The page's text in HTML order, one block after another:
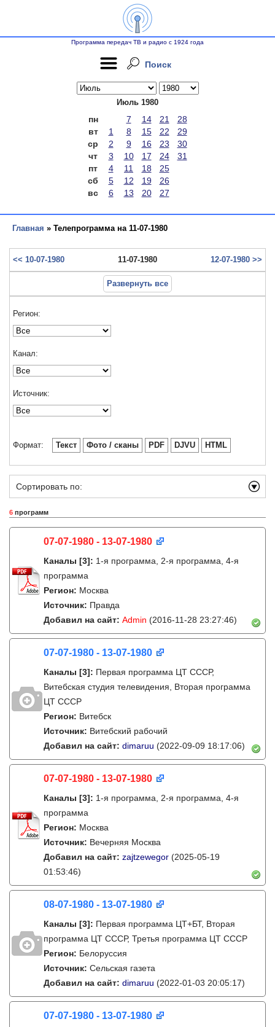
Программа передач ТВ и радио с 1924 года
Поиск
Июль 1980
пн 7 14 21
28
вт
1 8 15 22
29
ср
2 9 16 23
30
чт
3 10 17 24
31
пт
4 11 18
25
сб
5 12 19
26
вс
6 13 20 27
Главная » Телепрограмма на 11-07-1980
<< 10-07-1980 11-07-1980 12-07-1980 >>
Развернуть все
Регион:
Канал:
Источник:
Формат: Текст Фото / сканы PDF DJVU HTML
Сортировать по:
6 программ
07-07-1980 - 13-07-1980
Каналы [3]: 1-я программа, 2-я программа, 4-я
программа
Регион: Москва
Источник: Правда
Добавил на сайт: Admin (2016-11-28 23:27:46)
07-07-1980 - 13-07-1980
Каналы [3]: Первая программа ЦТ СССР,
Витебская студия телевидения, Вторая программа
ЦТ СССР
Регион: Витебск
Источник: Витебский рабочий
Добавил на сайт: dimaruu (2022-09-09 18:17:06)
07-07-1980 - 13-07-1980
Каналы [3]: 1-я программа, 2-я программа, 4-я
программа
Регион: Москва
Источник: Вечерняя Москва
Добавил на сайт: zajtzewegor (2025-05-19
01:53:46)
08-07-1980 - 13-07-1980
Каналы [3]: Первая программа ЦТ+БТ, Вторая
программа ЦТ ССCР, Третья программа ЦТ ССCР
Регион: Белоруссия
Источник: Сельская газета
Добавил на сайт: dimaruu (2022-01-03 20:05:17)
07-07-1980 - 13-07-1980